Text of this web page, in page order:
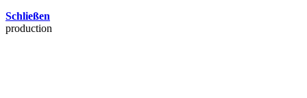
Schließen
production